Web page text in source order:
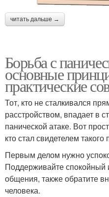
читать дальше →
Борьба с
основные
практические
Тот, кто не сталкивался
расстройством, впадает в
панической атаке. Вот
кто стал свидетелем такого
Первым делом нужно
Поддерживайте спокойный
общения, также обратите
человека.